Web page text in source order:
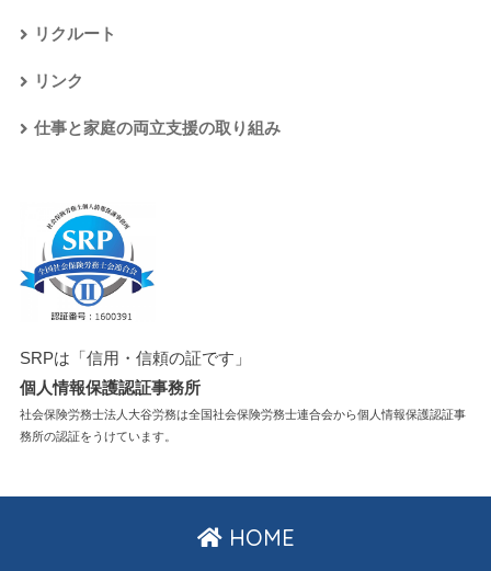
リクルート
リンク
仕事と家庭の両立支援の取り組み
SRPは「信用・信頼の証です」
個人情報保護認証事務所
社会保険労務士法人大谷労務は全国社会保険労務士連合会から個人情報保護認証事
務所の認証をうけています。
HOME